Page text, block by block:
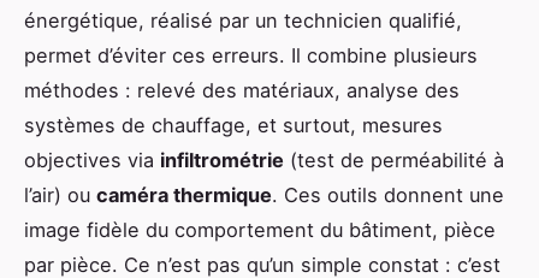
énergétique, réalisé par un technicien qualifié,
permet d’éviter ces erreurs. Il combine plusieurs
méthodes : relevé des matériaux, analyse des
systèmes de chauffage, et surtout, mesures
objectives via infiltrométrie (test de perméabilité à
l’air) ou caméra thermique. Ces outils donnent une
image fidèle du comportement du bâtiment, pièce
par pièce. Ce n’est pas qu’un simple constat : c’est